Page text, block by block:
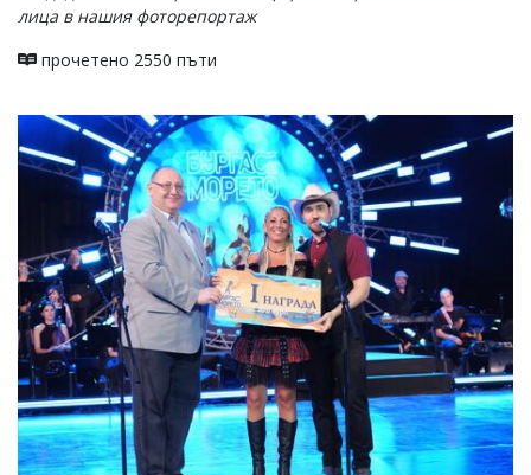
лица в нашия фоторепортаж
прочетено 2550 пъти